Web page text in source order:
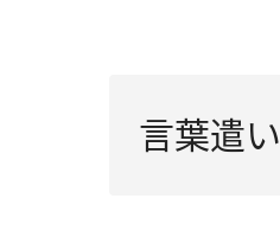
言葉遣